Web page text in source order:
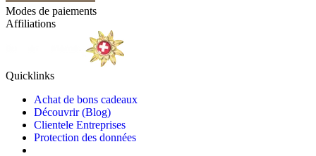
Modes de paiements
Affiliations
Quicklinks
Achat de bons cadeaux
Découvrir (Blog)
Clientele Entreprises
Protection des données